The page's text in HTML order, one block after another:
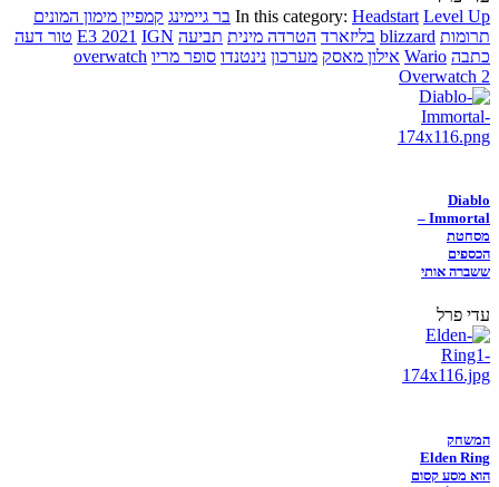
In this category: Headstart Level Up בר גיימינג קמפיין מימון המונים
תרומות blizzard בליזארד הטרדה מינית תביעה E3 2021 IGN
טור דעה
כתבה Wario אילון מאסק מערכון נינטנדו סופר מריו overwatch
Overwatch 2
Diablo
Immortal –
מסחטת
הכספים
ששברה אותי
עדי פרל
המשחק
Elden Ring
הוא מסע קסום